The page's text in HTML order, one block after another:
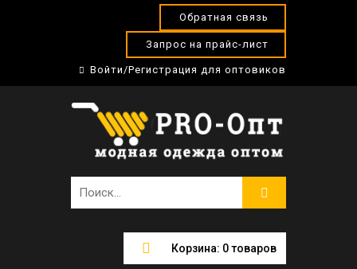
Обратная связь
Запрос на прайс-лист
Войти/Регистрация для оптовиков
Корзина: 0товаров